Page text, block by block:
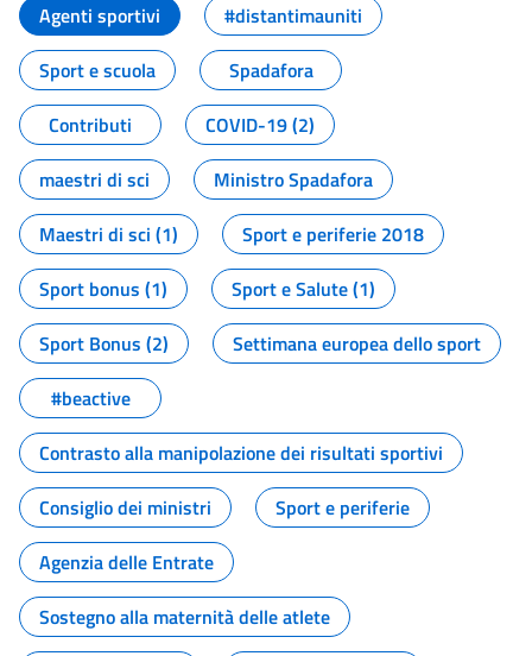
Agenti sportivi
#distantimauniti
Sport e scuola
Spadafora
Contributi
COVID-19 (2)
maestri di sci
Ministro Spadafora
Maestri di sci (1)
Sport e periferie 2018
Sport bonus (1)
Sport e Salute (1)
Sport Bonus (2)
Settimana europea dello sport
#beactive
Contrasto alla manipolazione dei risultati sportivi
Consiglio dei ministri
Sport e periferie
Agenzia delle Entrate
Sostegno alla maternità delle atlete